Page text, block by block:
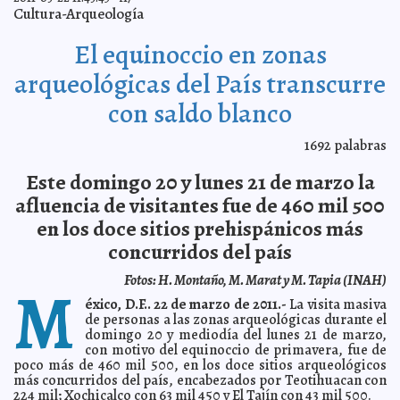
2011-03-23 17:07:04 Llega al 90% corte y poda de árboles en Mérida
2011-03-23 17:02:34 Albergará la glorieta de Prolongación Montejo símbolo
de Ciudad de la Paz A7
2011-03-23 16:50:38 El estiaje sería "moderado" este año en Yucatán A7
Prosigue el Ayuntamiento de Mérida con el impulso a la
inversión y generación de empleos A7
Día Internacional del Agua en Chicxulub Pueblo A7
2011-03-23 12:38:05 Conmemoración del Día Meteorológico Mundial en
Yucatán
2011-03-23 12:28:57 Múltiples embarazos, anemia y diabetes favorecen la
atonía uterina: IMSS A7
Festejan la llegada de la primavera en Tekal de Venegas
El nuevo solitario de Palacio De Varios Autores
2011-03-23 10:11:55 Obama: Calderón esta frustrado A7
2011-03-23 09:24:33 Videojuegos para ellas A7
2011-03-23 09:19:34 Muere la actriz Elizabeth Taylor A7
2011-03-23 09:18:18 La aventura de ser trovador... Guillermo Barrera Fernandez
Cultura-Arqueología
El equinoccio en zonas
arqueológicas del País transcurre
con saldo blanco
1692 palabras
Este domingo 20 y lunes 21 de marzo la
afluencia de visitantes fue de 460 mil 500
en los doce sitios prehispánicos más
concurridos del país
Fotos: H. Montaño, M. Marat y M. Tapia (INAH)
M éxico, D.F.. 22 de marzo de 2011.-La visita masiva
de personas a las zonas arqueológicas durante el
domingo 20 y mediodía del lunes 21 de marzo,
con motivo del equinoccio de primavera, fue de
poco más de 460 mil 500, en los doce sitios arqueológicos
más concurridos del país, encabezados por Teotihuacan con
224 mil; Xochicalco con 63 mil 450 y El Tajín con 43 mil 500.